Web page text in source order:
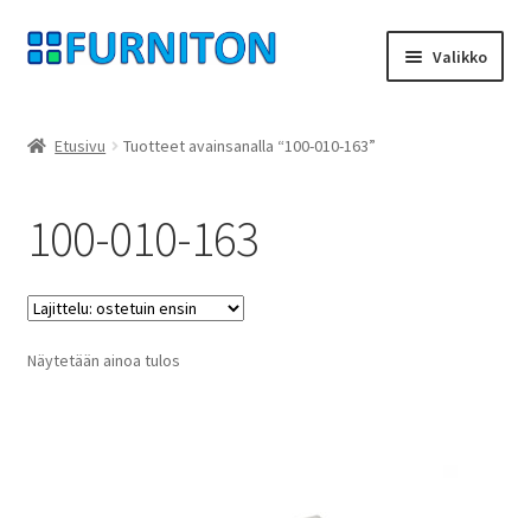
Siirry
navigointiin
Siirry
sisältöön
Valikko
yksityisyyttä
peruuttamisoikeus
Ottaa yhteyttä
Etusivu Tuotteet avainsanalla “100-010-163”
100-010-163
Näytetään ainoa tulos